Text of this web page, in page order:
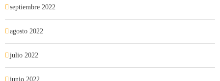
septiembre 2022
agosto 2022
julio 2022
junio 2022